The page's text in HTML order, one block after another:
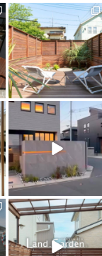
land_garden
17 0
land_garden
22 0
land_garden
32 0